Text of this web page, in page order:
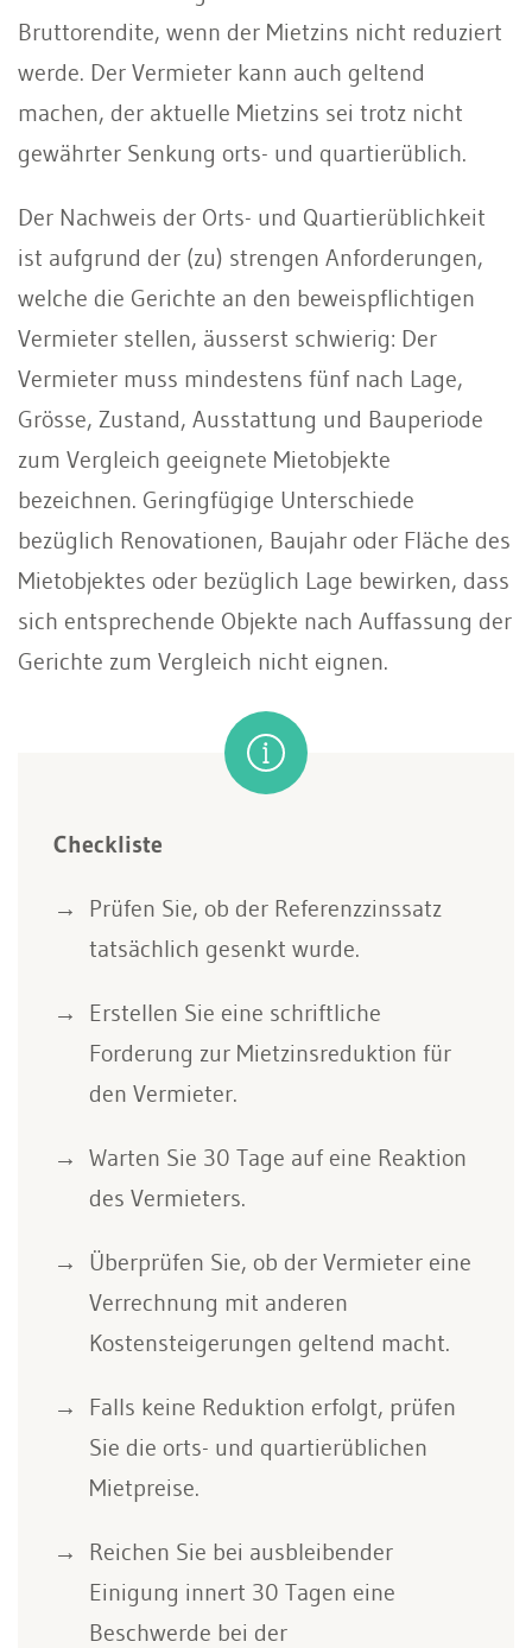
Bruttorendite, wenn der Mietzins nicht reduziert
werde. Der Vermieter kann auch geltend
machen, der aktuelle Mietzins sei trotz nicht
gewährter Senkung orts- und quartierüblich.
Der Nachweis der Orts- und Quartierüblichkeit
ist aufgrund der (zu) strengen Anforderungen,
welche die Gerichte an den beweispflichtigen
Vermieter stellen, äusserst schwierig: Der
Vermieter muss mindestens fünf nach Lage,
Grösse, Zustand, Ausstattung und Bauperiode
zum Vergleich geeignete Mietobjekte
bezeichnen. Geringfügige Unterschiede
bezüglich Renovationen, Baujahr oder Fläche des
Mietobjektes oder bezüglich Lage bewirken, dass
sich entsprechende Objekte nach Auffassung der
Gerichte zum Vergleich nicht eignen.
Checkliste
Prüfen Sie, ob der Referenzzinssatz
tatsächlich gesenkt wurde.
Erstellen Sie eine schriftliche
Forderung zur Mietzinsreduktion für
den Vermieter.
Warten Sie 30 Tage auf eine Reaktion
des Vermieters.
Überprüfen Sie, ob der Vermieter eine
Verrechnung mit anderen
Kostensteigerungen geltend macht.
Falls keine Reduktion erfolgt, prüfen
Sie die orts- und quartierüblichen
Mietpreise.
Reichen Sie bei ausbleibender
Einigung innert 30 Tagen eine
Beschwerde bei der